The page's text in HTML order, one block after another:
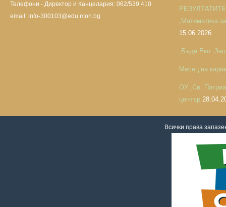
Телефони - Директор и Канцелария: 062/539 410
email: info-300103@edu.mon.bg
РЕЗУЛТАТИТЕ
„Математика
15.06.2026
„Бъди Еко.
Месец на
ОУ „Св.
център
Всички права